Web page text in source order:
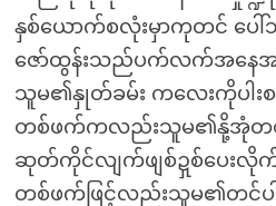
နှစ်ယောက်စလုံးမှာကုတင် ပေ
ဇော်ထွန်းသည်ပက်လက်အနေအထ
သူမ၏နှုတ်ခမ်း ကလေးကိုပါး
တစ်ဖက်ကလည်းသူမ၏နို့အုံတစ်
ဆုတ်ကိုင်လျက်ဖျစ်ဍှစ်ပေး
တစ်ဖက်ဖြင့်လည်းသူမ၏တင်